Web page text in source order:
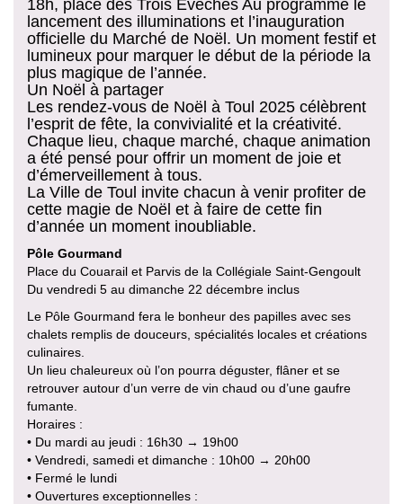
18h, place des Trois Evêchés Au programme le
lancement des illuminations et l’inauguration
officielle du Marché de Noël. Un moment festif et
lumineux pour marquer le début de la période la
plus magique de l’année.
Un Noël à partager
Les rendez-vous de Noël à Toul 2025 célèbrent
l’esprit de fête, la convivialité et la créativité.
Chaque lieu, chaque marché, chaque animation
a été pensé pour offrir un moment de joie et
d’émerveillement à tous.
La Ville de Toul invite chacun à venir profiter de
cette magie de Noël et à faire de cette fin
d’année un moment inoubliable.
Pôle Gourmand
Place du Couarail et Parvis de la Collégiale Saint-Gengoult
Du vendredi 5 au dimanche 22 décembre inclus
Le Pôle Gourmand fera le bonheur des papilles avec ses
chalets remplis de douceurs, spécialités locales et créations
culinaires.
Un lieu chaleureux où l’on pourra déguster, flâner et se
retrouver autour d’un verre de vin chaud ou d’une gaufre
fumante.
Horaires :
• Du mardi au jeudi : 16h30 → 19h00
• Vendredi, samedi et dimanche : 10h00 → 20h00
• Fermé le lundi
• Ouvertures exceptionnelles :